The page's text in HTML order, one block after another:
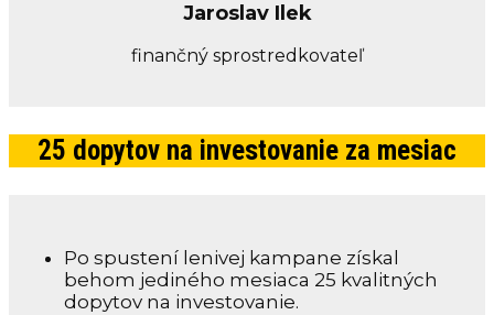
Jaroslav Ilek
finančný sprostredkovateľ
25 dopytov na investovanie za mesiac
Po spustení lenivej kampane získal
behom jediného mesiaca 25 kvalitných
dopytov na investovanie.